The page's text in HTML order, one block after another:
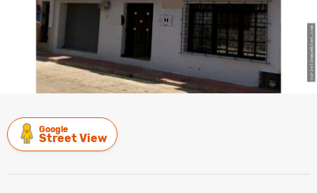
Google
Street View